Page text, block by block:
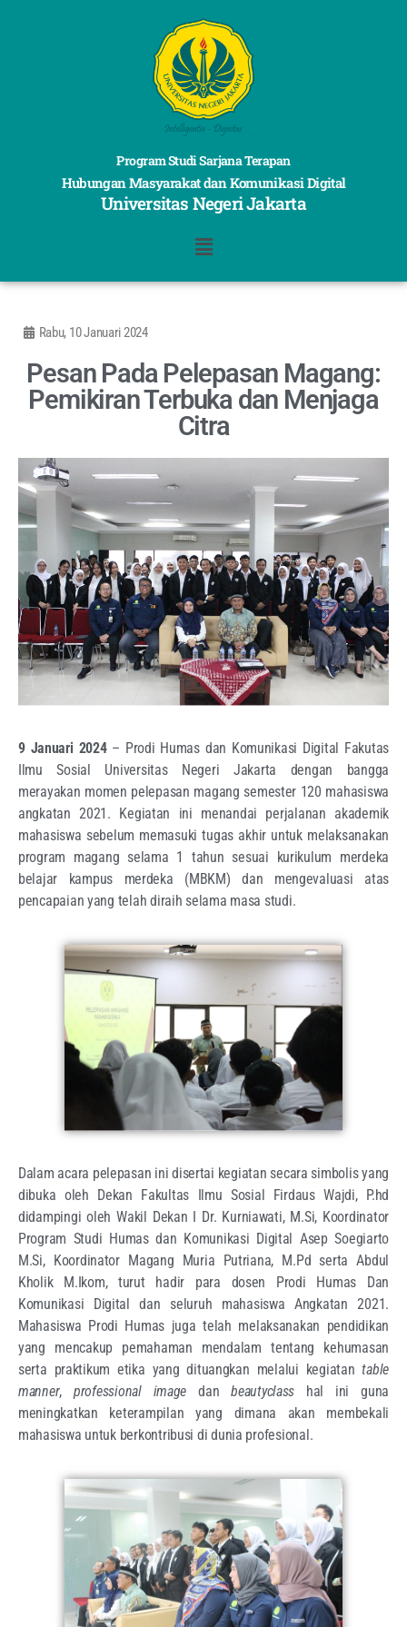
Program Studi Sarjana Terapan
Hubungan Masyarakat dan Komunikasi Digital
Universitas Negeri Jakarta
Rabu, 10 Januari 2024
Pesan Pada Pelepasan Magang:
Pemikiran Terbuka dan Menjaga
Citra
9 Januari 2024– Prodi Humas dan Komunikasi Digital Fakutas
Ilmu Sosial Universitas Negeri Jakarta dengan bangga
merayakan momen pelepasan magang semester 120 mahasiswa
angkatan 2021. Kegiatan ini menandai perjalanan akademik
mahasiswa sebelum memasuki tugas akhir untuk melaksanakan
program magang selama 1 tahun sesuai kurikulum merdeka
belajar kampus merdeka (MBKM) dan mengevaluasi atas
pencapaian yang telah diraih selama masa studi.
Dalam acara pelepasan ini disertai kegiatan secara simbolis yang
dibuka oleh Dekan Fakultas Ilmu Sosial Firdaus Wajdi, P.hd
didampingi oleh Wakil Dekan I Dr. Kurniawati, M.Si, Koordinator
Program Studi Humas dan Komunikasi Digital Asep Soegiarto
M.Si, Koordinator Magang Muria Putriana, M.Pd serta Abdul
Kholik M.Ikom, turut hadir para dosen Prodi Humas Dan
Komunikasi Digital dan seluruh mahasiswa Angkatan 2021.
Mahasiswa Prodi Humas juga telah melaksanakan pendidikan
yang mencakup pemahaman mendalam tentang kehumasan
serta praktikum etika yang dituangkan melalui kegiatantable
manner, professional image danbeautyclass hal ini guna
meningkatkan keterampilan yang dimana akan membekali
mahasiswa untuk berkontribusi di dunia profesional.